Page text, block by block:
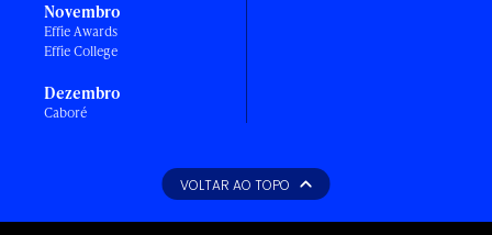
Novembro
Effie Awards
Effie College
Dezembro
Caboré
VOLTAR AO TOPO